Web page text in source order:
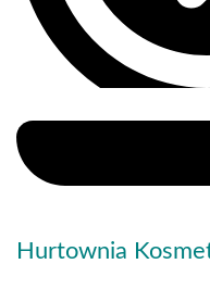
Hurtownia